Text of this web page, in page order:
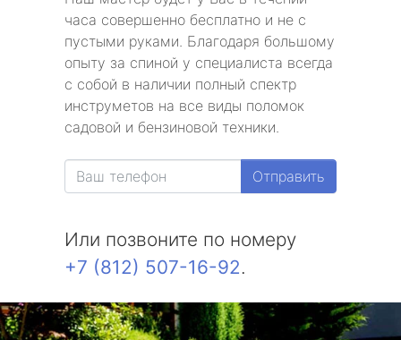
часа совершенно бесплатно и не с
пустыми руками. Благодаря большому
опыту за спиной у специалиста всегда
с собой в наличии полный спектр
инструметов на все виды поломок
садовой и бензиновой техники.
Отправить
Или позвоните по номеру
+7 (812) 507-16-92.